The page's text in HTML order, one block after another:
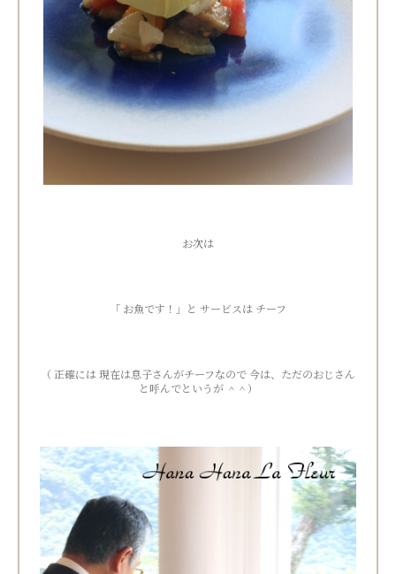
お次は
「 お魚です！」と サービスは チーフ
（ 正確には 現在は息子さんがチーフなので 今は、ただのおじさん
と呼んでというが ＾＾）